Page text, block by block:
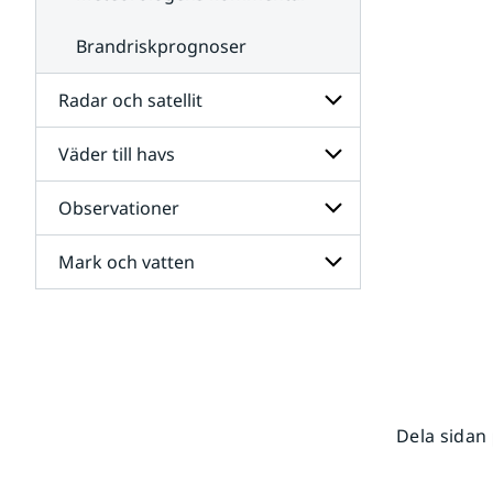
Brandriskprognoser
Radar och satellit
Undersidor
för
Radar
och
satellit
Väder till havs
Undersidor
för
Väder
till
havs
Observationer
Undersidor
för
Mark och vatten
Dela sidan